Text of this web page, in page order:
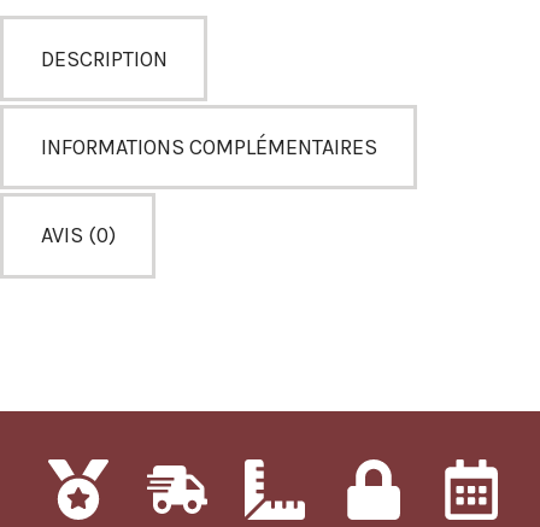
DESCRIPTION
INFORMATIONS COMPLÉMENTAIRES
AVIS (0)